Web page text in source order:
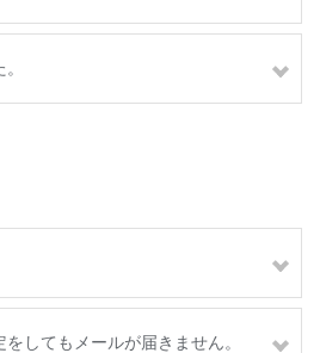
してもメールが届きません。